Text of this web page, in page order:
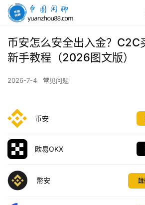
币
闲
聊
币安怎么安全出入金？C2C
新手教程（2026图文版）
2026-7-4 常见问题
币安
欧易OKX
幣安